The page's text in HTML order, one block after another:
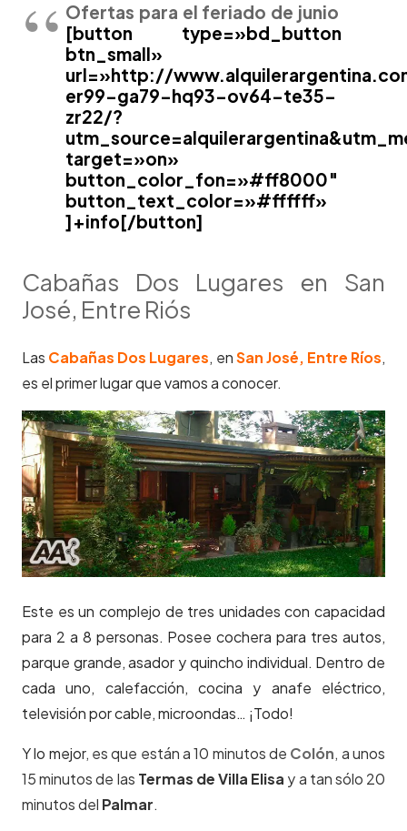
Ofertas para el feriado de junio
[button type=»bd_button
btn_small»
url=»http://
er99-ga79-hq93-ov64-te35-
zr22/?
target=»on»
button_color_fon=»#ff8000″
button_text_color=»#ffffff»
]+info[/button]
Cabañas Dos Lugares en San
José, Entre Riós
Las Cabañas Dos Lugares, enSan José, Entre Ríos,
es el primer lugar que vamos a conocer.
Este es un complejo de tres unidades con capacidad
para 2 a 8 personas. Posee cochera para tres autos,
parque grande, asador y quincho individual. Dentro de
cada uno, calefacción, cocina y anafe eléctrico,
televisión por cable, microondas… ¡Todo!
Y lo mejor, es que están a 10 minutos de Colón, a unos
15 minutos de las Termas deVilla Elisa y a tan sólo 20
minutos del Palmar.